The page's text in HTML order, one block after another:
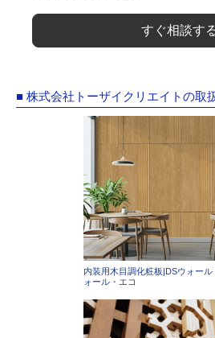
すぐ相談す
■ 株式会社トーザイクリエイトの取
内装用木目調化粧板|DSウォール
ォール・エコ